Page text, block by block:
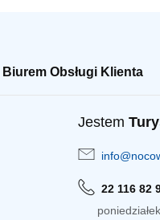
Biurem Obsługi Klienta
Jestem
22 116 82